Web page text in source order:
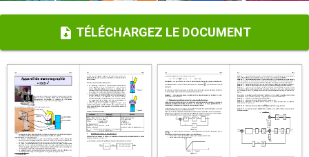
TÉLÉCHARGEZ LE DOCUMENT